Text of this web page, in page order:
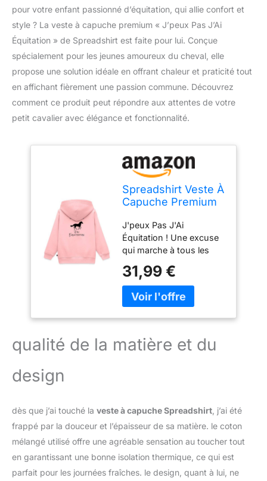
pour votre enfant passionné d’équitation, qui allie confort et
style ? La veste à capuche premium « J’peux Pas J’Ai
Équitation » de Spreadshirt est faite pour lui. Conçue
spécialement pour les jeunes amoureux du cheval, elle
propose une solution idéale en offrant chaleur et praticité tout
en affichant fièrement une passion commune. Découvrez
comment ce produit peut répondre aux attentes de votre
petit cavalier avec élégance et fonctionnalité.
Spreadshirt Veste À
Capuche Premium
J'Ai Équitation
J'peux Pas J'Ai
Équitation ! Une excuse
qui marche à tous les
d'equitation drôle Veste
equitation : Cette veste à
capuche est dotée d'une
éclair métallique et de
deux poches plaquées
toutes les cavalières.
Cette veste equitation
enfant est le parfait
cheval pour un
anniversaire ou Noël -
31,99 €
qualité de la matière et du
design
dès que j’ai touché la veste à capuche Spreadshirt , j’ai été
frappé par la douceur et l’épaisseur de sa matière. le coton
mélangé utilisé offre une agréable sensation au toucher tout
en garantissant une bonne isolation thermique, ce qui est
parfait pour les journées fraîches. le design, quant à lui, ne